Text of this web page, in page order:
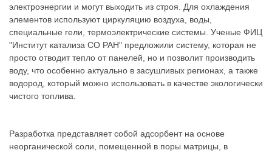
электроэнергии и могут выходить из строя. Для охлаждения
элементов используют циркуляцию воздуха, воды,
специальные гели, термоэлектрические системы. Ученые ФИЦ
"Институт катализа СО РАН" предложили систему, которая не
просто отводит тепло от панелей, но и позволит производить
воду, что особенно актуально в засушливых регионах, а также
водород, который можно использовать в качестве экологически
чистого топлива.
Разработка представляет собой адсорбент на основе
неорганической соли, помещенной в поры матрицы, в